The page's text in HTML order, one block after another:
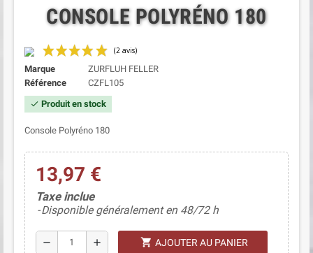
CONSOLE POLYRÉNO 180
Marque
ZURFLUH FELLER
Référence
CZFL105
check Produit en stock
Console Polyréno 180
13,97 €
Taxe inclue
Disponible généralement en 48/72 h
remove add shopping_cart AJOUTER AU PANIER